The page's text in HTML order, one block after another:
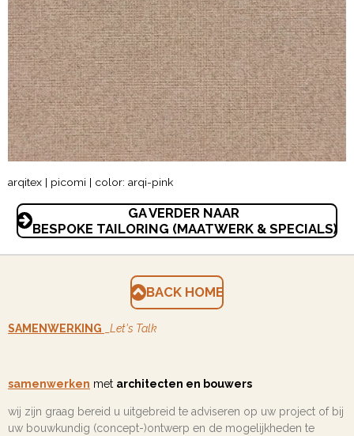
arqitex | picomi | color: arqi-pink
GA VERDER NAAR
BESPOKE TAILORING (MAATWERK & SPECIALS)
BACK HOME
SAMENWERKING Let's Talk
samenwerken met architecten en bouwers
wij zijn graag bereid u uitgebreid te adviseren op uw project of bij
uw bouwkundig (concept-)ontwerp en de mogelijkheden te